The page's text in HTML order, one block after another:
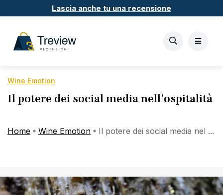
Lascia anche tu una recensione
Wine Emotion
Il potere dei social media nell’ospitalità
Home Wine Emotion Il potere dei social media nel ...